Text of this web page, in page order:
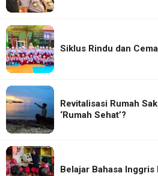
Siklus Rindu dan
Revitalisasi Rumah
‘Rumah Sehat’?
Belajar Bahasa